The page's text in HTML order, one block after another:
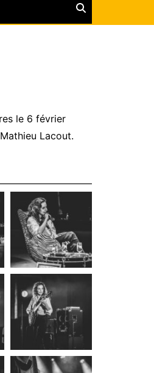
le 6 février
Lacout.